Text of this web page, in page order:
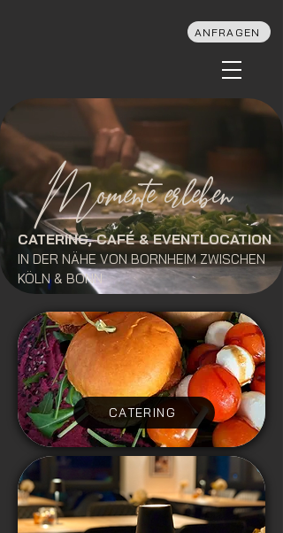
ANFRAGEN
Momente erleben
CATERING, CAFÉ & EVENTLOCATION
IN DER NÄHE VON BORNHEIM ZWISCHEN
KÖLN & BONN
CATERING